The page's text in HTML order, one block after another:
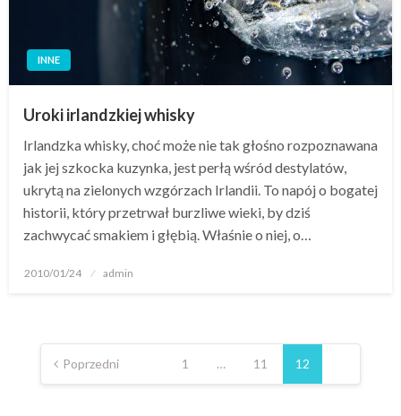
INNE
Uroki irlandzkiej whisky
Irlandzka whisky, choć może nie tak głośno rozpoznawana
jak jej szkocka kuzynka, jest perłą wśród destylatów,
ukrytą na zielonych wzgórzach Irlandii. To napój o bogatej
historii, który przetrwał burzliwe wieki, by dziś
zachwycać smakiem i głębią. Właśnie o niej, o…
Opublikowane
2010/01/24 admin
Stronicowanie
wpisów
Poprzedni 1 … 11 12